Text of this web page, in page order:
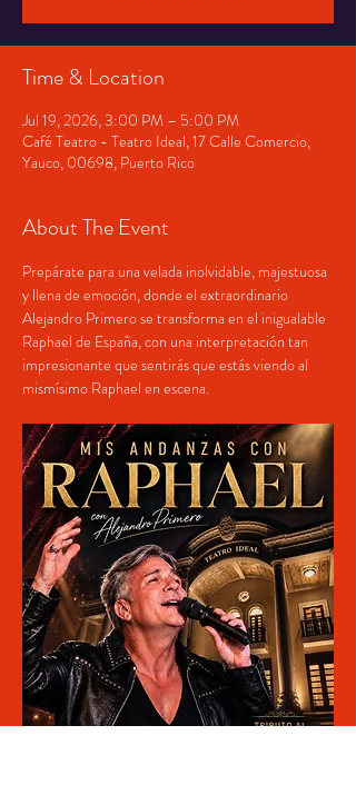
Time & Location
Jul 19, 2026, 3:00 PM – 5:00 PM
Café Teatro - Teatro Ideal, 17 Calle Comercio,
Yauco, 00698, Puerto Rico
About The Event
Prepárate para una velada inolvidable, majestuosa
y llena de emoción, donde el extraordinario
Alejandro Primero se transforma en el inigualable
Raphael de España, con una interpretación tan
impresionante que sentirás que estás viendo al
mismísimo Raphael en escena.